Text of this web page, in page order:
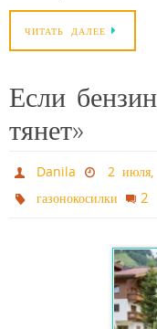
ЧИТАТЬ ДАЛЕЕ
Если
тянет»
Danila 2
газонокосилки
2